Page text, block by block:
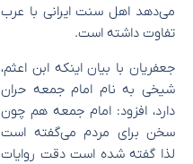
می‌دهد اهل سنت ایرانی با عرب
تفاوت داشته است.
جعفریان با بیان اینکه ابن اعثم،
شیخی به نام امام جمعه حران
دارد، افزود: امام جمعه هم چون
سخن برای مردم می‌گفته است
لذا گفته شده است دقت روایات